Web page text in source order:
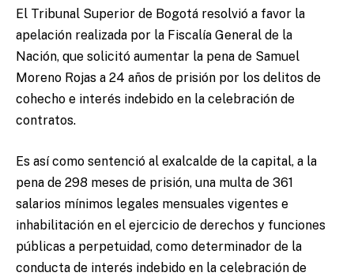
El Tribunal Superior de Bogotá resolvió a favor la
apelación realizada por la Fiscalía General de la
Nación, que solicitó aumentar la pena de Samuel
Moreno Rojas a 24 años de prisión por los delitos de
cohecho e interés indebido en la celebración de
contratos.
Es así como sentenció al exalcalde de la capital, a la
pena de 298 meses de prisión, una multa de 361
salarios mínimos legales mensuales vigentes e
inhabilitación en el ejercicio de derechos y funciones
públicas a perpetuidad, como determinador de la
conducta de interés indebido en la celebración de